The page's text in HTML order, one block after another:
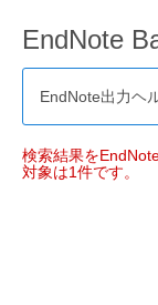
EndNote
EndNote出力ヘ
検索結果を
対象は1件です。